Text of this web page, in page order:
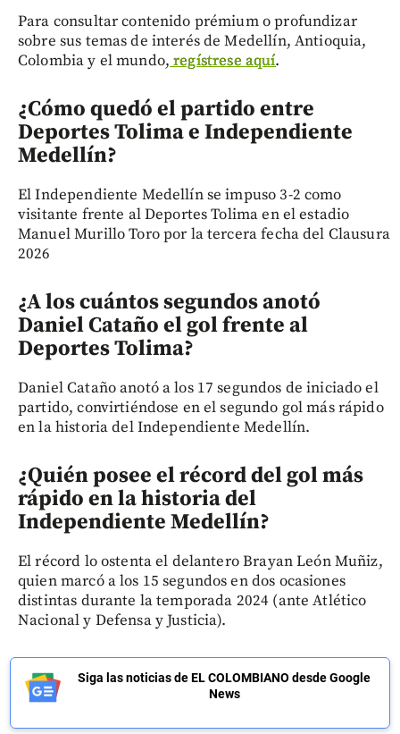
Para consultar contenido prémium o profundizar
sobre sus temas de interés de Medellín, Antioquia,
Colombia y el mundo, regístrese aquí.
¿Cómo quedó el partido entre
Deportes Tolima e Independiente
Medellín?
El Independiente Medellín se impuso 3-2 como
visitante frente al Deportes Tolima en el estadio
Manuel Murillo Toro por la tercera fecha del Clausura
2026
¿A los cuántos segundos anotó
Daniel Cataño el gol frente al
Deportes Tolima?
Daniel Cataño anotó a los 17 segundos de iniciado el
partido, convirtiéndose en el segundo gol más rápido
en la historia del Independiente Medellín.
¿Quién posee el récord del gol más
rápido en la historia del
Independiente Medellín?
El récord lo ostenta el delantero Brayan León Muñiz,
quien marcó a los 15 segundos en dos ocasiones
distintas durante la temporada 2024 (ante Atlético
Nacional y Defensa y Justicia).
Siga las noticias de EL COLOMBIANO desde Google
News